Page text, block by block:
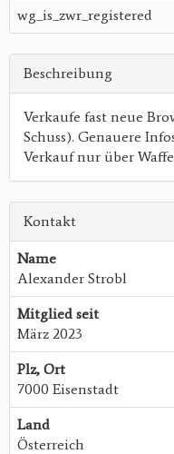
wg_is_zwr_registered
Beschreibung
Verkaufe fast neue
Schuss). Genauere
Verkauf nur über
Kontakt
Name
Alexander Strobl
Mitglied seit
März 2023
Plz, Ort
7000 Eisenstadt
Land
Österreich